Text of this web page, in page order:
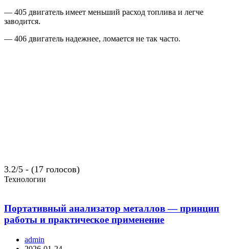
— 405 двигатель имеет меньший расход топлива и легче
заводится.
— 406 двигатель надежнее, ломается не так часто.
3.2/5 - (17 голосов)
Технологии
Портативный анализатор металлов — принцип
работы и практическое применение
admin